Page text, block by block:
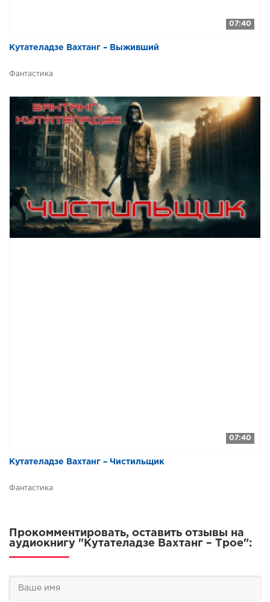
07:40
Кутателадзе Вахтанг – Выживший
Фантастика
07:40
Кутателадзе Вахтанг – Чистильщик
Фантастика
Прокомментировать, оставить отзывы на
аудиокнигу "Кутателадзе Вахтанг – Трое":